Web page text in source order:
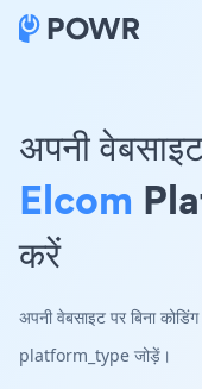
अपनी
Elcom
करें
अपनी वेबसाइट पर बिना
platform_type जोड़ें।